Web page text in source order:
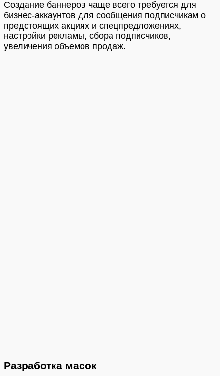
Создание баннеров чаще всего требуется для
бизнес-аккаунтов для сообщения подписчикам о
предстоящих акциях и спецпредложениях,
настройки рекламы, сбора подписчиков,
увеличения объемов продаж.
Разработка масок